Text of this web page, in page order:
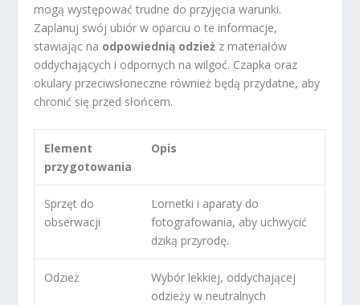
mogą występować trudne do przyjęcia warunki.
Zaplanuj swój ubiór w oparciu o te informacje,
stawiając na odpowiednią odzież z materiałów
oddychających i odpornych na wilgoć. Czapka oraz
okulary przeciwsłoneczne również będą przydatne, aby
chronić się przed słońcem.
Element
przygotowania
Opis
Sprzęt do
obserwacji
Lornetki i aparaty do
fotografowania, aby uchwycić
dziką przyrodę.
Odzież
Wybór lekkiej, oddychającej
odzieży w neutralnych